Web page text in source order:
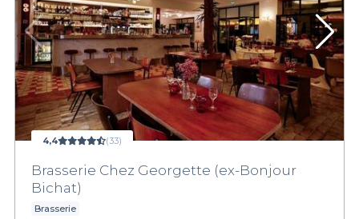
4,4 (33)
Brasserie Chez Georgette (ex-Bonjour
Bichat)
Brasserie